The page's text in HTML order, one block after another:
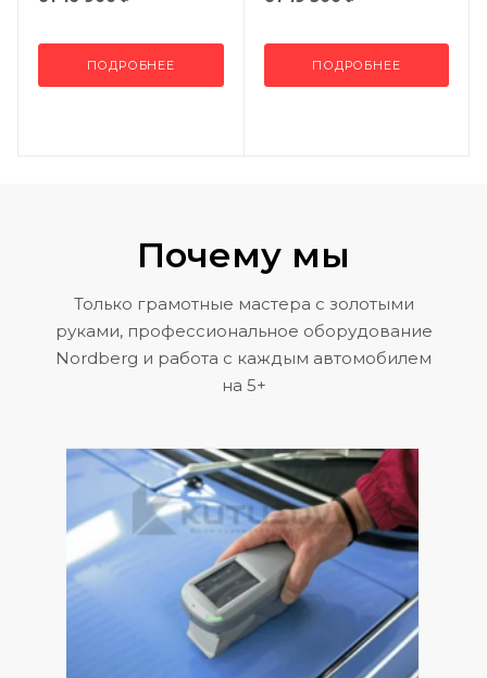
ПОДРОБНЕЕ ПОДРОБНЕЕ
Почему мы
Только грамотные мастера с золотыми
руками, профессиональное оборудование
Nordberg и работа с каждым автомобилем
на 5+